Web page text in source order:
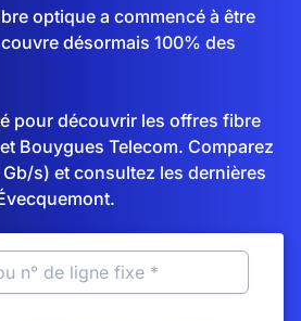
optique a commencé à être
désormais 100% des
pour découvrir les offres fibre
Bouygues Telecom. Comparez
s) et consultez les dernières